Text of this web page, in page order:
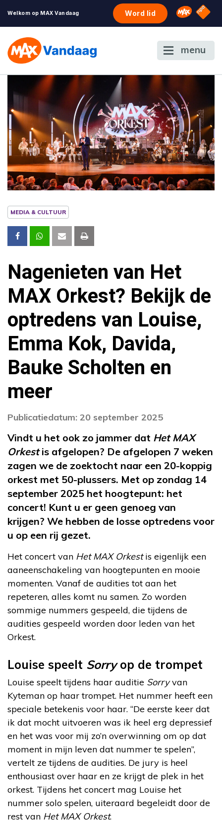
Welkom op MAX Vandaag Word lid Omroep
NPO
menu
MEDIA & CULTUUR
Nagenieten van Het
MAX Orkest? Bekijk de
optredens van Louise,
Emma Kok, Davida,
Bauke Scholten en
meer
Publicatiedatum: 20 september 2025
Vindt u het ook zo jammer dat Het MAX
Orkestis afgelopen? De afgelopen 7 weken
zagen we de zoektocht naar een 20-koppig
orkest met 50-plussers. Met op zondag 14
september 2025 het hoogtepunt: het
concert! Kunt u er geen genoeg van
krijgen? We hebben de losse optredens voor
u op een rij gezet.
Het concert van Het MAX Orkestis eigenlijk een
aaneenschakeling van hoogtepunten en mooie
momenten. Vanaf de audities tot aan het
repeteren, alles komt nu samen. Zo worden
sommige nummers gespeeld, die tijdens de
audities gespeeld worden door leden van het
Orkest.
Louise speelt Sorryop de trompet
Louise speelt tijdens haar auditie Sorryvan
Kyteman op haar trompet. Het nummer heeft een
speciale betekenis voor haar. “De eerste keer dat
ik dat mocht uitvoeren was ik heel erg depressief
en het was voor mij zo’n overwinning om op dat
moment in mijn leven dat nummer te spelen”,
vertelt ze tijdens de audities. De jury is heel
enthousiast over haar en ze krijgt de plek in het
orkest. Tijdens het concert mag Louise het
nummer solo spelen, uiteraard begeleidt door de
rest van Het MAX Orkest.